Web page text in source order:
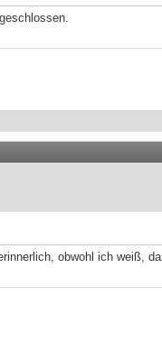
obwohl ich weiß,